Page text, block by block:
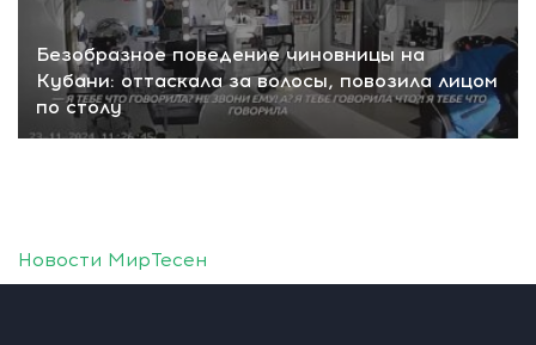
Безобразное поведение чиновницы на
Кубани: оттаскала за волосы, повозила лицом
по столу
Новости МирТесен